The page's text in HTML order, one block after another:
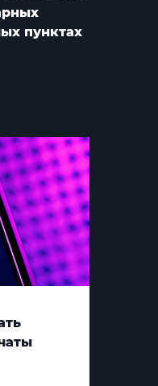
пунктах